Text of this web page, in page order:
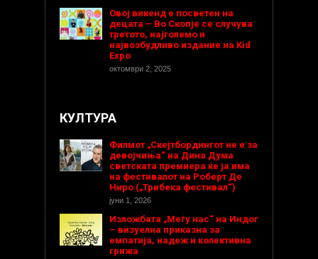
Овој викенд е посветен на
децата – Во Скопје се случува
третото, најголемо и
највозбудливо издание на Kid
Expo
октомври 2, 2025
КУЛТУРА
Филмот „Скејтбордингот не е за
девојчиња“ на Дина Дума
светската премиера ќе ја има
на фестивалот на Роберт Де
Ниро („Трибека фестивал“)
јуни 1, 2026
Изложбата „Меѓу нас“ на Индог
– визуелна приказна за
емпатија, надеж и колективна
грижа